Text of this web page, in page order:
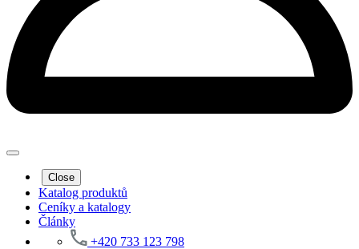
Close
Katalog produktů
Ceníky a katalogy
Články
+420 733 123 798